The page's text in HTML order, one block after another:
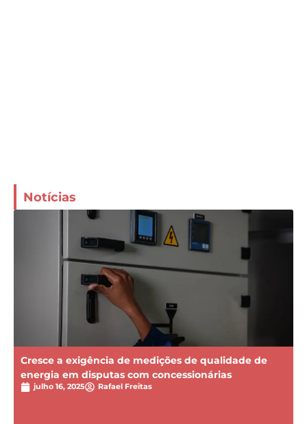
Notícias
Cresce a exigência de medições de qualidade de
energia em disputas com concessionárias
julho 16, 2025 Rafael Freitas